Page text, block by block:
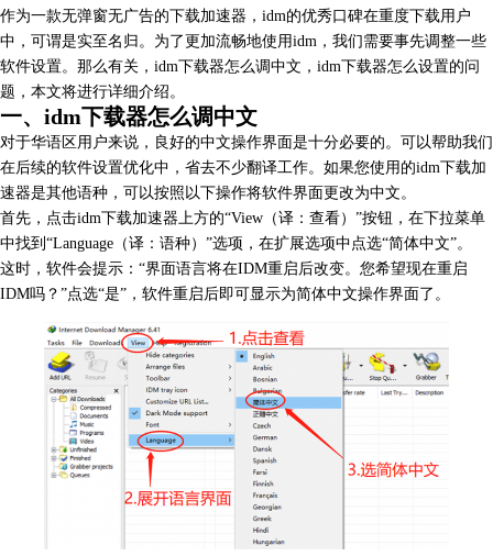
作为一款无弹窗无广告的下载加速器，idm的优秀口碑在重度下载用户
中，可谓是实至名归。为了更加流畅地使用idm，我们需要事先调整一些
软件设置。那么有关，idm下载器怎么调中文，idm下载器怎么设置的问
题，本文将进行详细介绍。
一、idm下载器怎么调中文
对于华语区用户来说，良好的中文操作界面是十分必要的。可以帮助我们
在后续的软件设置优化中，省去不少翻译工作。如果您使用的idm下载加
速器是其他语种，可以按照以下操作将软件界面更改为中文。
首先，点击idm下载加速器上方的“View（译：查看）”按钮，在下拉菜单
中找到“Language（译：语种）”选项，在扩展选项中点选“简体中文”。
这时，软件会提示：“界面语言将在IDM重启后改变。您希望现在重启
IDM吗？”点选“是”，软件重启后即可显示为简体中文操作界面了。